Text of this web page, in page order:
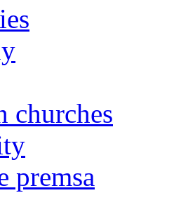
churches
premsa